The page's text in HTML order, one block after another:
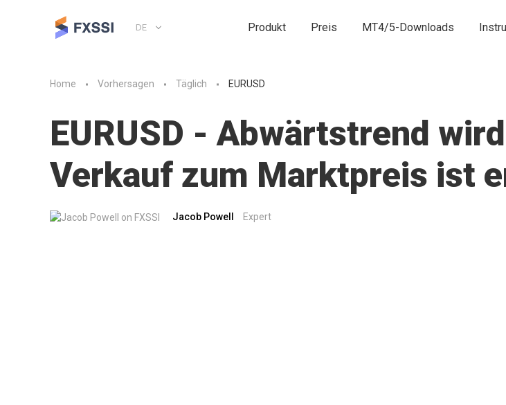
DE Produkt Preis MT4/5-Downloads
Home Vorhersagen Täglich EURUSD
EURUSD - Abwärtstrend
Verkauf zum Marktpreis ist
Jacob Powell Expert